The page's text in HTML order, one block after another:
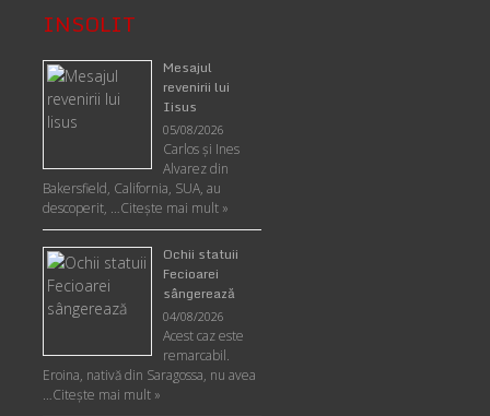
INSOLIT
Mesajul
revenirii lui
Iisus
05/08/2026
Carlos şi Ines
Alvarez din
Bakersfield, California, SUA, au
descoperit, …Citeşte mai mult »
Ochii statuii
Fecioarei
sângerează
04/08/2026
Acest caz este
remarcabil.
Eroina, nativă din Saragossa, nu avea
…Citeşte mai mult »